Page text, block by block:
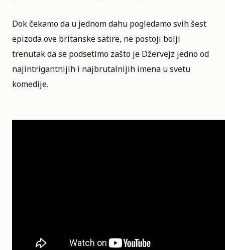
Dok čekamo da u jednom dahu pogledamo svih šest
epizoda ove britanske satire, ne postoji bolji
trenutak da se podsetimo zašto je Džervejz jedno od
najintrigantnijih i najbrutalnijih imena u svetu
komedije.